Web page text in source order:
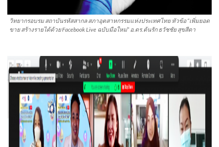
วิทยากรอบรม สถาบันรหัสสากล สภาอุตสาหกรรมแห่งประเทศไทย หัวข้อ “เพิ่มยอด
ขาย สร้างรายได้ด้วย Facebook Live ฉบับมือใหม่” อ.ดร.ต้นรัก ธวัชชัย สุขสีดา